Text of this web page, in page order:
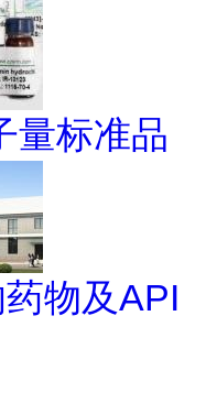
量标准品
物及API